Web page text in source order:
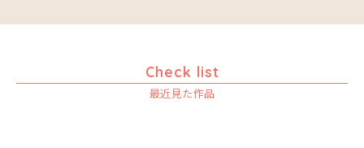
Check list
最近見た作品